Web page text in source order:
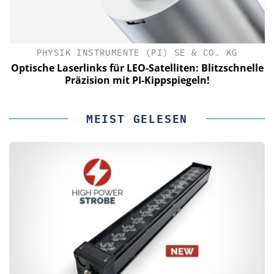
PHYSIK INSTRUMENTE (PI) SE & CO. KG
Optische Laserlinks für LEO-Satelliten: Blitzschnelle
Präzision mit PI-Kippspiegeln!
MEIST GELESEN